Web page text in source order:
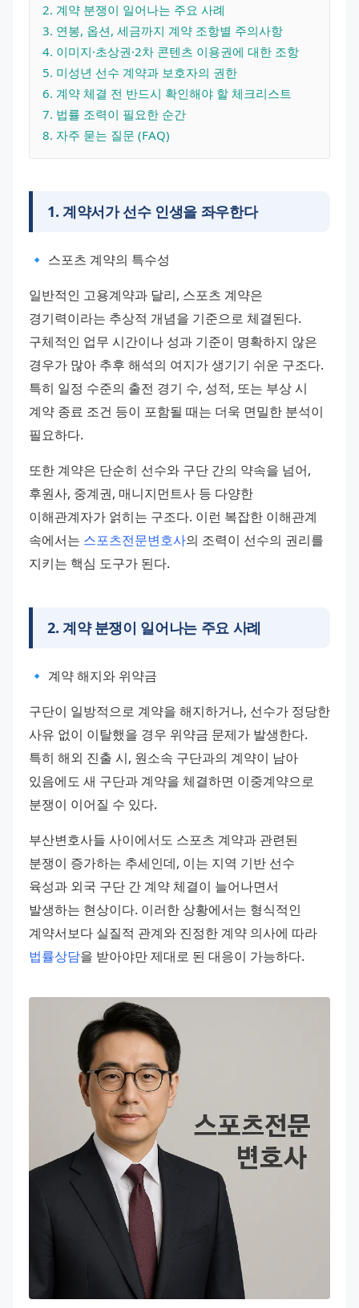
2. 계약 분쟁이 일어나는 주요 사례
3. 연봉, 옵션, 세금까지 계약 조항별 주의사항
4. 이미지·초상권·2차 콘텐츠 이용권에 대한 조항
5. 미성년 선수 계약과 보호자의 권한
6. 계약 체결 전 반드시 확인해야 할 체크리스트
7. 법률 조력이 필요한 순간
8. 자주 묻는 질문 (FAQ)
1. 계약서가 선수 인생을 좌우한다
🔹 스포츠 계약의 특수성
일반적인 고용계약과 달리, 스포츠 계약은
경기력이라는 추상적 개념을 기준으로 체결된다.
구체적인 업무 시간이나 성과 기준이 명확하지 않은
경우가 많아 추후 해석의 여지가 생기기 쉬운 구조다.
특히 일정 수준의 출전 경기 수, 성적, 또는 부상 시
계약 종료 조건 등이 포함될 때는 더욱 면밀한 분석이
필요하다.
또한 계약은 단순히 선수와 구단 간의 약속을 넘어,
후원사, 중계권, 매니지먼트사 등 다양한
이해관계자가 얽히는 구조다. 이런 복잡한 이해관계
속에서는 스포츠전문변호사의 조력이 선수의 권리를
지키는 핵심 도구가 된다.
2. 계약 분쟁이 일어나는 주요 사례
🔹 계약 해지와 위약금
구단이 일방적으로 계약을 해지하거나, 선수가 정당한
사유 없이 이탈했을 경우 위약금 문제가 발생한다.
특히 해외 진출 시, 원소속 구단과의 계약이 남아
있음에도 새 구단과 계약을 체결하면 이중계약으로
분쟁이 이어질 수 있다.
부산변호사들 사이에서도 스포츠 계약과 관련된
분쟁이 증가하는 추세인데, 이는 지역 기반 선수
육성과 외국 구단 간 계약 체결이 늘어나면서
발생하는 현상이다. 이러한 상황에서는 형식적인
법률상담을 받아야만 제대로 된 대응이 가능하다.